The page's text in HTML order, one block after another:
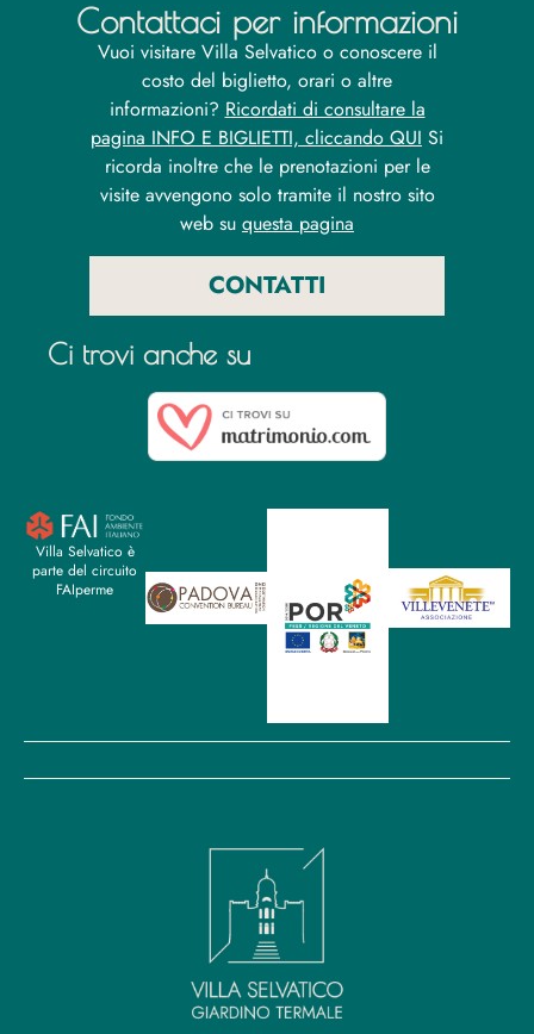
Contattaci per informazioni
Vuoi visitare Villa Selvatico o conoscere il
costo del biglietto, orari o altre
informazioni? Ricordati di consultare la
pagina INFO E BIGLIETTI, cliccando QUI Si
ricorda inoltre che le prenotazioni per le
visite avvengono solo tramite il nostro sito
web su questa pagina
CONTATTI
Ci trovi anche su
Villa Selvatico è
parte del circuito
FAIperme